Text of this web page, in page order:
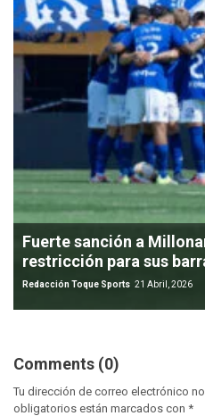
Fuerte sanción a
restricción para sus
Redacción Toque Sports 21 Abril, 2026
Comments (0)
Tu dirección de correo electrónico
obligatorios están marcados con *